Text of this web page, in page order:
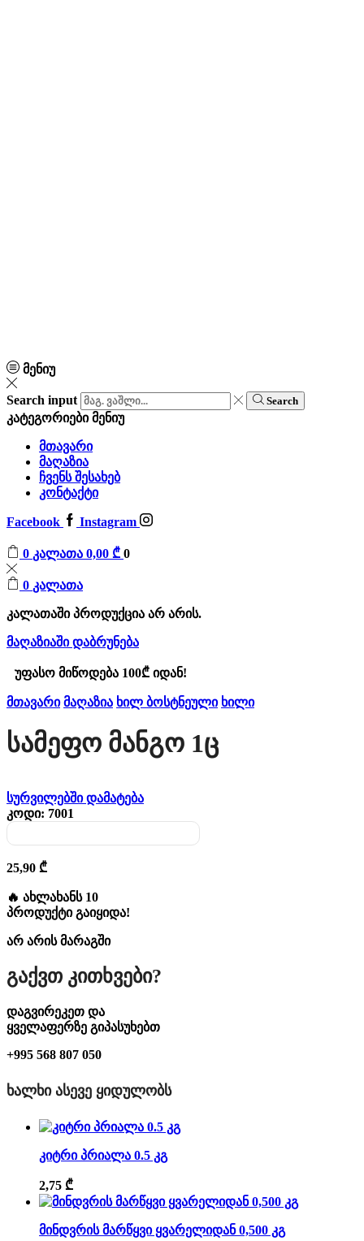
მენიუ
Search input Search
კატეგორიებიმენიუ
მთავარი
მაღაზია
ჩვენს შესახებ
კონტაქტი
Facebook Instagram
0 კალათა 0,00 ₾ 0
0 კალათა
კალათაში პროდუქცია არ არის.
მაღაზიაში დაბრუნება
უფასო მიწოდება 100₾ იდან!
მთავარი მაღაზია ხილ ბოსტნეული ხილი
Სამეფო Მანგო 1ც
სურვილებში დამატება
კოდი: 7001
25,90 ₾
🔥 ახლახანს 10
პროდუქტი გაიყიდა!
არ არის მარაგში
Გაქვთ Კითხვები?
დაგვირეკეთ და
ყველაფერზე გიპასუხებთ
+995 568 807 050
ᲮᲐᲚᲮᲘ ᲐᲡᲔᲕᲔ ᲧᲘᲓᲣᲚᲝᲑᲡ
კიტრი პრიალა 0.5 კგ
2,75 ₾
მინდვრის მარწყვი ყვარელიდან 0,500 კგ